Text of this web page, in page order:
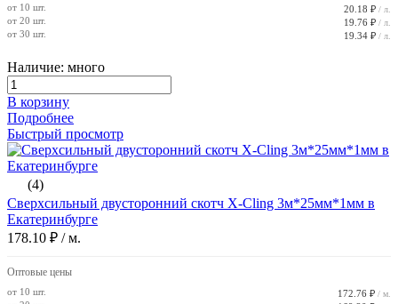
от 10 шт. 20.18 ₽ / л.
от 20 шт. 19.76 ₽ / л.
от 30 шт. 19.34 ₽ / л.
Наличие: много
В корзину
Подробнее
Быстрый просмотр
(4)
Сверхсильный двусторонний скотч X-Cling 3м*25мм*1мм в
Екатеринбурге
178.10 ₽ / м.
Оптовые цены
от 10 шт. 172.76 ₽ / м.